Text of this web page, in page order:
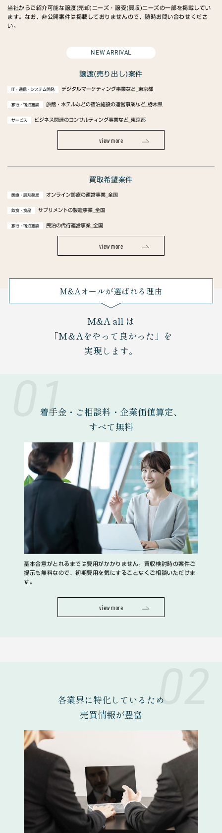
当社からご紹介可能な譲渡(売却)ニーズ・譲受(買収)ニーズの一部を掲載してい
ます。なお、非公開案件は掲載しておりませんので、随時お問い合わせくださ
い。
NEW ARRIVAL
譲渡(売り出し)案件
IT・通信・システム開発 デジタルマーケティング事業など_東京都
旅行・宿泊施設 旅館・ホテルなどの宿泊施設の運営事業など_栃木県
サービス ビジネス関連のコンサルティング事業など_東京都
view more
買取希望案件
医療・調剤薬局 オンライン診療の運営事業_全国
飲食・食品 サプリメントの製造事業_全国
旅行・宿泊施設 民泊の代行運営事業_全国
view more
M&Aオールが選ばれる理由
M&A all は
「M＆Aをやって良かった」を
実現します。
01
着手金・ご相談料・企業価値算定、
すべて無料
基本合意がとれるまでは費用がかかりません。買収検討時の案件ご
提示も無料なので、初期費用を気にすることなくご相談いただけま
す。
view more
02
各業界に特化しているため
売買情報が豊富